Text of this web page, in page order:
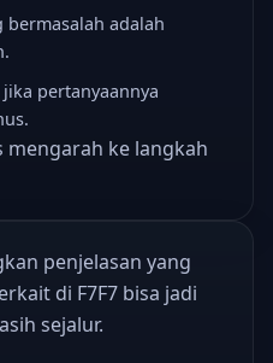
bermasalah adalah
pertanyaannya
mengarah ke langkah
penjelasan yang
di F7F7 bisa jadi
sejalur.